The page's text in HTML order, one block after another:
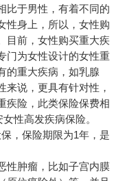
比于男性，有着不同的
性身上，所以，女性购
目前，女性购买重大疾
门为女性设计的女性重
的重大疾病，如乳腺
来说，更具有针对性，
疾险，此类保险保费相
性高发疾病保险。
，保险期限为1年，是
肿瘤，比如子宫内膜